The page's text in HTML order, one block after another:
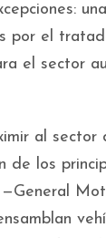
por el
el sector
al sector
de los